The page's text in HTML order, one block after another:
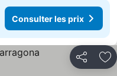
Consulter les prix
Partager